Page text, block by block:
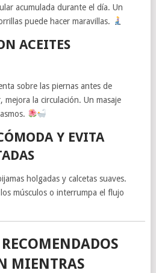
acumulada durante el día. Un
puede hacer maravillas.
ACEITES
sobre las piernas antes de
mejora la circulación. Un masaje
Y EVITA
holgadas y calcetas suaves.
músculos o interrumpa el flujo
MIENTRAS